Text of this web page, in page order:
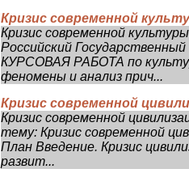
Кризис современной
Кризис современной
Российский
КУРСОВАЯ РАБОТА по
феномены и анализ прич...
Кризис современной
Кризис современной
тему: Кризис современной
План Введение. Кризис
развит...